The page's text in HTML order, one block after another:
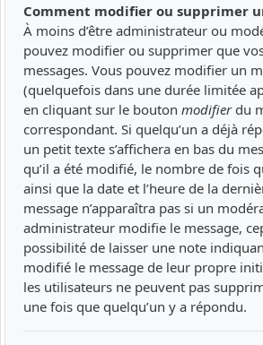
Comment modifier ou supprimer
À moins d’être administrateur ou
pouvez modifier ou supprimer que
messages. Vous pouvez modifier un
(quelquefois dans une durée limitée
en cliquant sur le bouton modifierdu
correspondant. Si quelqu’un a déjà
un petit texte s’affichera en bas du
qu’il a été modifié, le nombre de fois
ainsi que la date et l’heure de la
message n’apparaîtra pas si un
administrateur modifie le message,
possibilité de laisser une note
modifié le message de leur propre
les utilisateurs ne peuvent pas
une fois que quelqu’un y a répondu.